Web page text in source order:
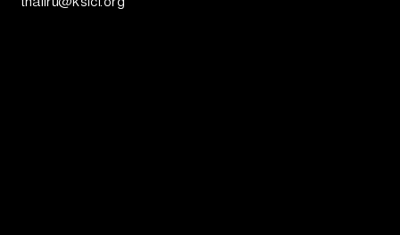
thaliru@ksicl.org